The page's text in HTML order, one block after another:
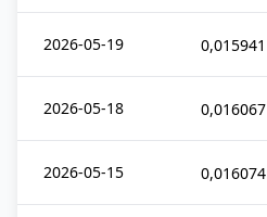
2026-05-19 0,015941
2026-05-18 0,016067
2026-05-15 0,016074